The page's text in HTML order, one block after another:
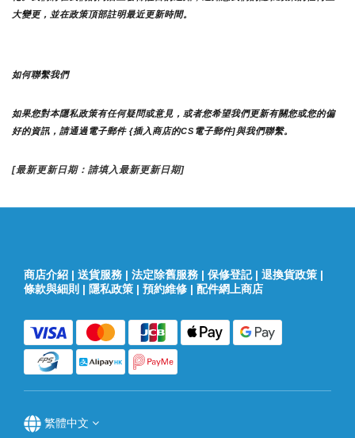
大變更，並在政策頂部註明最近更新時間。
如何聯繫我們
如果您對本隱私政策有任何疑問或意見，或者您希望我們更新有關您或您的偏
好的資訊，請通過電子郵件 {插入商店的CS電子郵件]與我們聯繫。
[最新更新日期：請填入最新更新日期]
商店介紹 | 送貨服務 | 法定除舊服務 | 保修登記| 退換貨政策 |
條款與細則 | 隱私政策 | 預約維修 | 配件網上商店
繁體中文